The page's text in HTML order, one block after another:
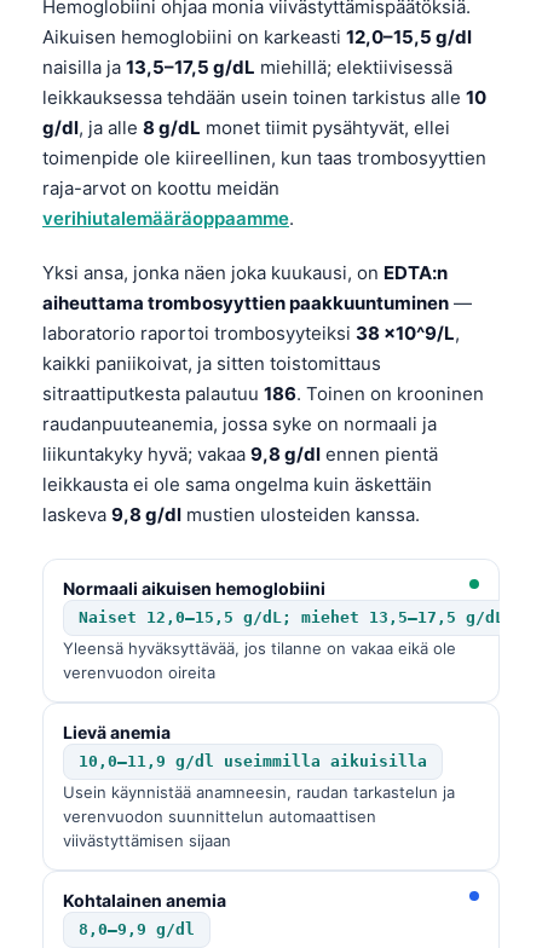
Hemoglobiini ohjaa monia viivästyttämispäätöksiä.
Aikuisen hemoglobiini on karkeasti 12,0–15,5 g/dl
naisilla ja 13,5–17,5 g/dL miehillä; elektiivisessä
leikkauksessa tehdään usein toinen tarkistus alle 10
g/dl, ja alle 8 g/dL monet tiimit pysähtyvät, ellei
toimenpide ole kiireellinen, kun taas trombosyyttien
raja-arvot on koottu meidän
verihiutalemääräoppaamme.
Yksi ansa, jonka näen joka kuukausi, on EDTA:n
aiheuttama trombosyyttien paakkuuntuminen —
laboratorio raportoi trombosyyteiksi 38 x10^9/L,
kaikki paniikoivat, ja sitten toistomittaus
sitraattiputkesta palautuu 186. Toinen on krooninen
raudanpuuteanemia, jossa syke on normaali ja
liikuntakyky hyvä; vakaa 9,8 g/dl ennen pientä
leikkausta ei ole sama ongelma kuin äskettäin
laskeva 9,8 g/dl mustien ulosteiden kanssa.
Normaali aikuisen hemoglobiini
Naiset 12,0–15,5 g/dL; miehet 13,5–17,5 g/dL
Yleensä hyväksyttävää, jos tilanne on vakaa eikä ole
verenvuodon oireita
Lievä anemia
10,0–11,9 g/dl useimmilla aikuisilla
Usein käynnistää anamneesin, raudan tarkastelun ja
verenvuodon suunnittelun automaattisen
viivästyttämisen sijaan
Kohtalainen anemia
8,0–9,9 g/dl